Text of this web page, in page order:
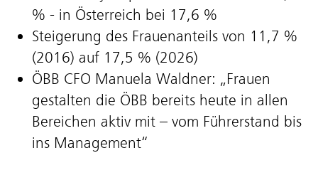
% - in Österreich bei 17,6 %
Steigerung des Frauenanteils von 11,7 %
(2016) auf 17,5 % (2026)
ÖBB CFO Manuela Waldner: „Frauen
gestalten die ÖBB bereits heute in allen
Bereichen aktiv mit – vom Führerstand bis
ins Management“